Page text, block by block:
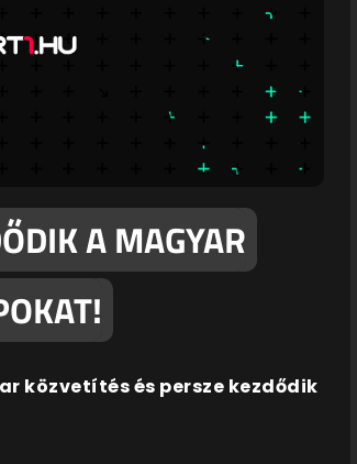
A MAGYAR
közvetítés és persze kezdődik